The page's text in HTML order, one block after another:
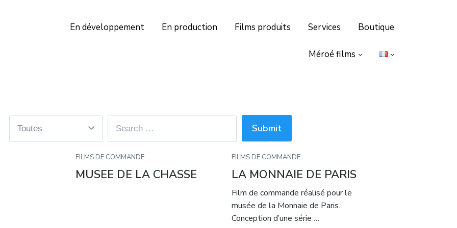
En développement En production Films produits Services Boutique
Méroé films
FILMS DE COMMANDE
MUSEE DE LA CHASSE
FILMS DE COMMANDE
LA MONNAIE DE PARIS
Film de commande réalisé pour le
musée de la Monnaie de Paris.
Conception d’une série …